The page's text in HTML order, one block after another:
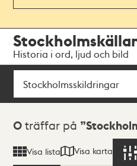
navigationen
huvudinnehållet
Historia i ord, ljud och bild
Sök
Sökresultat
0 träffar på
Visa lista Visa karta